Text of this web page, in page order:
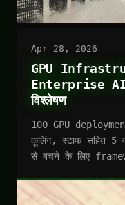
Apr 28, 2026
GPU
Enterprise AI
विश्लेषण
100 GPU
कूलिंग, स्टाफ सहित 5
से बचने के लिए